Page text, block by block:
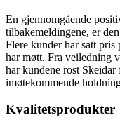
En gjennomgående
tilbakemeldingene, er
Flere kunder har satt pris
har møtt. Fra veiledning
har kundene rost
imøtekommende
Kvalitetsprodukter